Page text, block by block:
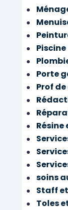
Piscine
Porte
Prof
Résine
soins
Staff
Toles